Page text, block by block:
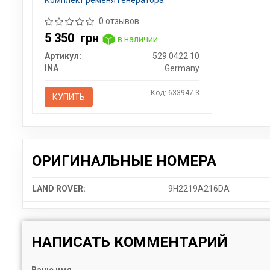
0 отзывов
5 350 грн
в наличии
Артикул:
529 0422 10
INA
Germany
КУПИТЬ Код: 633947-3
ОРИГИНАЛЬНЫЕ НОМЕРА
LAND ROVER: 9H2219A216DA
НАПИСАТЬ КОММЕНТАРИЙ